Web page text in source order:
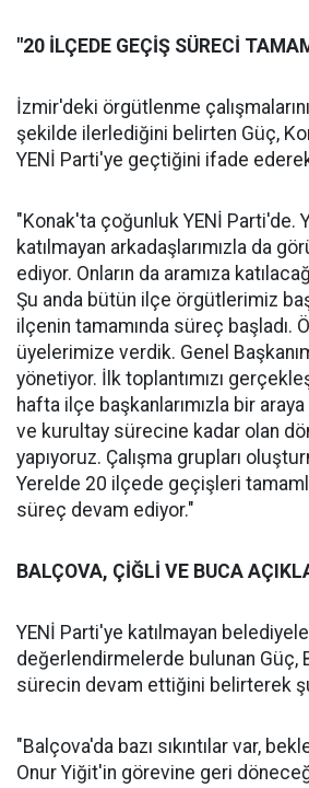
"20 İLÇEDE GEÇİŞ SÜRECİ
İzmir'deki örgütlenme
şekilde ilerlediğini belirten Güç,
YENİ Parti'ye geçtiğini ifade
"Konak'ta çoğunluk YENİ Parti'de.
katılmayan arkadaşlarımızla da
ediyor. Onların da aramıza
Şu anda bütün ilçe örgütlerimiz
ilçenin tamamında süreç başladı.
üyelerimize verdik. Genel
yönetiyor. İlk toplantımızı
hafta ilçe başkanlarımızla bir
ve kurultay sürecine kadar olan
yapıyoruz. Çalışma grupları
Yerelde 20 ilçede geçişleri
süreç devam ediyor."
BALÇOVA, ÇİĞLİ VE BUCA
YENİ Parti'ye katılmayan
değerlendirmelerde bulunan Güç,
sürecin devam ettiğini belirterek
"Balçova'da bazı sıkıntılar var,
Onur Yiğit'in görevine geri